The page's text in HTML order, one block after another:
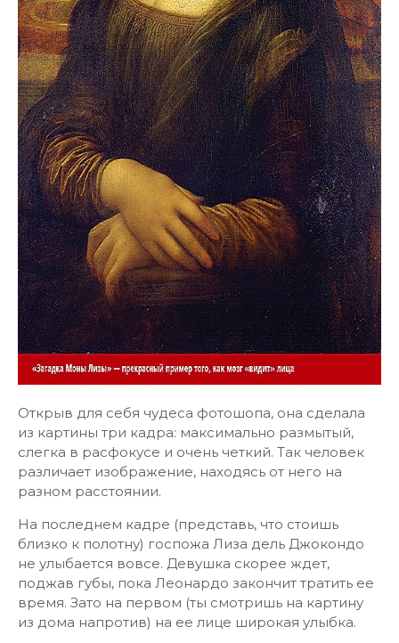
Открыв для себя чудеса фотошопа, она сделала
из картины три кадра: максимально размытый,
слегка в расфокусе и очень четкий. Так человек
различает изображение, находясь от него на
разном расстоянии.
На последнем кадре (представь, что стоишь
близко к полотну) госпожа Лиза дель Джокондо
не улыбается вовсе. Девушка скорее ждет,
поджав губы, пока Леонардо закончит тратить ее
время. Зато на первом (ты смотришь на картину
из дома напротив) на ее лице широкая улыбка.